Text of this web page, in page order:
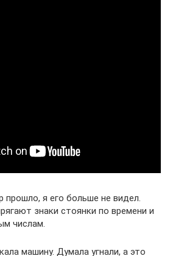
прошло, я его больше не видел.
знаки стоянки по времени и
числам.
машину. Думала угнали, а это